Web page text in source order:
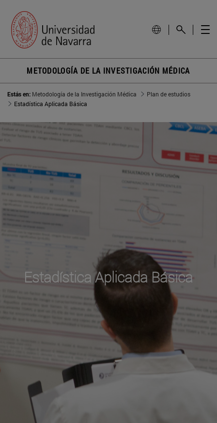
METODOLOGÍA DE LA INVESTIGACIÓN MÉDICA
Estás en: Metodología de la Investigación Médica
Plan de estudios
Estadística Aplicada Básica
Estadística Aplicada Básica